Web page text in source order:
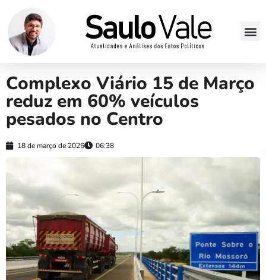
Complexo Viário 15 de Março
reduz em 60% veículos
pesados no Centro
18 de março de 2026 06:38